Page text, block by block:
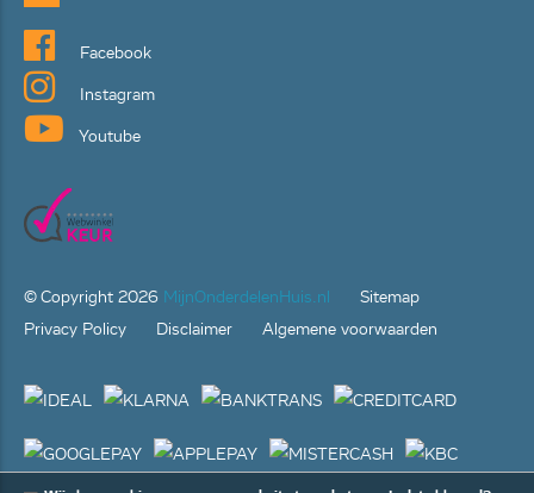
Facebook
Instagram
Youtube
© Copyright 2026 MijnOnderdelenHuis.nl
Sitemap
Privacy Policy
Disclaimer Algemene voorwaarden